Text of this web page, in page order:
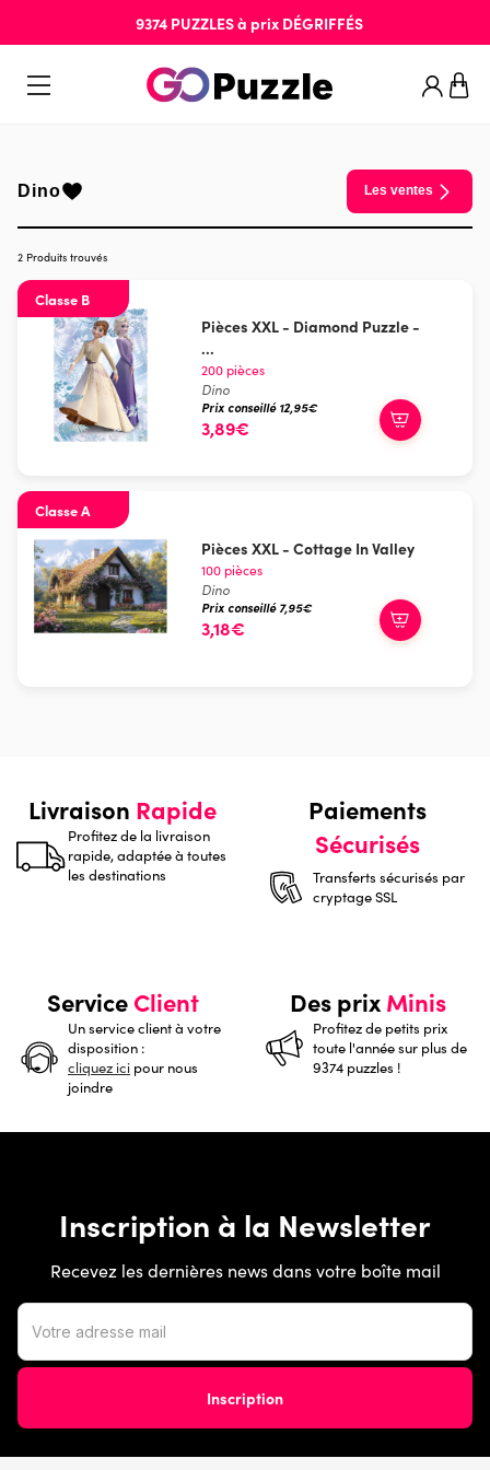
9374 PUZZLESà prix DÉGRIFFÉS
Dino Les ventes
2 Produits trouvés
Classe B
Pièces XXL - Diamond Puzzle -
...
200 pièces
Dino
Prix conseillé 12,95€
3,89€
Classe A
Pièces XXL - Cottage In Valley
100 pièces
Dino
Prix conseillé 7,95€
3,18€
Livraison Rapide
Profitez de la livraison
rapide, adaptée à toutes
les destinations
Paiements
Sécurisés
Transferts sécurisés par
cryptage SSL
ServiceClient
Un service client à votre
disposition :
cliquez ici pour nous
joindre
Des prixMinis
Profitez de petits prix
toute l'année sur plus de
9374 puzzles !
Inscription à la Newsletter
Recevez les dernières news dans votre boîte mail